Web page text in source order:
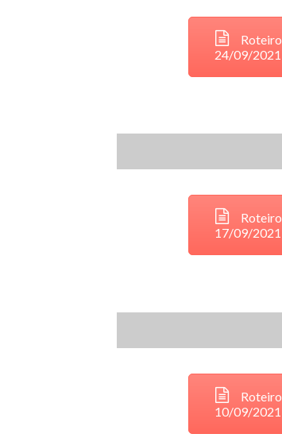
Roteiro
24/09/2021
Roteiro
17/09/2021
Roteiro
10/09/2021